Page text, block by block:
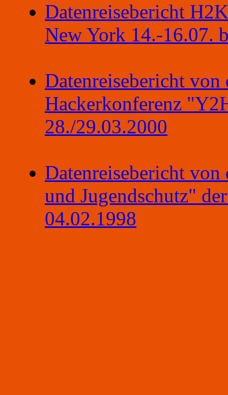
Datenreisebericht
New York 14.-16.07.
Datenreisebericht von
Hackerkonferenz
28./29.03.2000
Datenreisebericht
und Jugendschutz"
04.02.1998